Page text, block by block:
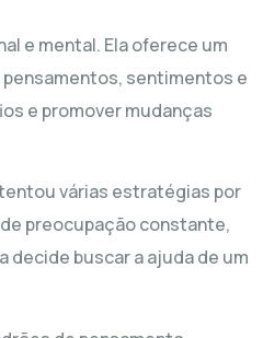
e mental. Ela oferece um
sentimentos e
e promover mudanças
várias estratégias por
preocupação constante,
buscar a ajuda de um